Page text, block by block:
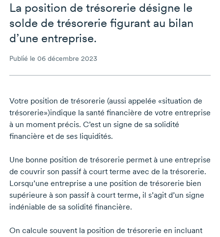
La position de trésorerie désigne le
solde de trésorerie figurant au bilan
d’une entreprise.
Publié le 06 décembre 2023
Votre position de trésorerie (aussi appelée «situation de
trésorerie»)indique la santé financière de votre entreprise
à un moment précis. C’est un signe de sa solidité
financière et de ses liquidités.
Une bonne position de trésorerie permet à une entreprise
de couvrir son passif à court terme avec de la trésorerie.
Lorsqu’une entreprise a une position de trésorerie bien
supérieure à son passif à court terme, il s’agit d’un signe
indéniable de sa solidité financière.
On calcule souvent la position de trésorerie en incluant